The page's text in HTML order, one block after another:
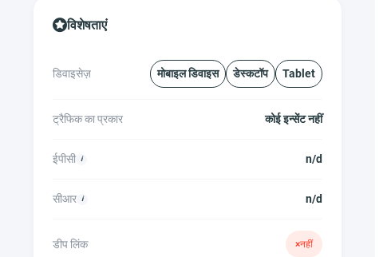
विशेषताएं
डिवाइसेज़ मोबाइल डिवाइस डेस्कटॉप Tablet
ट्रैफिक का प्रकार कोई इन्सेंट नहीं
ईपीसी n/d
सीआर n/d
डीप लिंक ×नहीं